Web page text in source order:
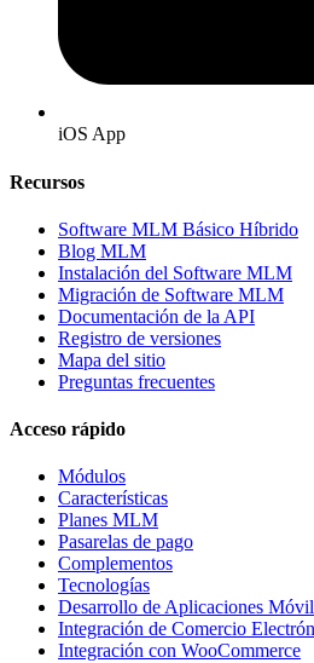
iOS App
Recursos
Software MLM Básico Híbrido
Blog MLM
Instalación del Software MLM
Migración de Software MLM
Documentación de la API
Registro de versiones
Mapa del sitio
Preguntas frecuentes
Acceso rápido
Módulos
Características
Planes MLM
Pasarelas de pago
Complementos
Tecnologías
Desarrollo de Aplicaciones
Integración de Comercio
Integración con WooCommerce